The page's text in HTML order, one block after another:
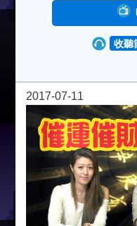
收聽
2017-07-11